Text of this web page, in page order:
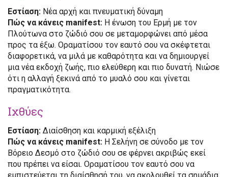
Εστίαση: Νέα αρχή και πνευματική δύναμη
Πώς να κάνεις manifest: Η ένωση του Ερμή με τον
Πλούτωνα στο ζώδιό σου σε μεταμορφώνει από μέσα
προς τα έξω. Οραματίσου τον εαυτό σου να σκέφτεται
διαφορετικά, να μιλά με καθαρότητα και να δημιουργεί
μια νέα εκδοχή ζωής, πιο ελεύθερη και πιο δυνατή. Νιώσε
ότι η αλλαγή ξεκινά από το μυαλό σου και γίνεται
πραγματικότητα.
Ιχθύες
Εστίαση: Διαίσθηση και καρμική εξέλιξη
Πώς να κάνεις manifest: Η Σελήνη σε σύνοδο με τον
Βόρειο Δεσμό στο ζώδιό σου σε φέρνει ακριβώς εκεί
που πρέπει να είσαι. Οραματίσου τον εαυτό σου να